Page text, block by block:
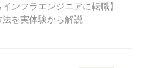
インフラエンジニアに転職】
を実体験から解説